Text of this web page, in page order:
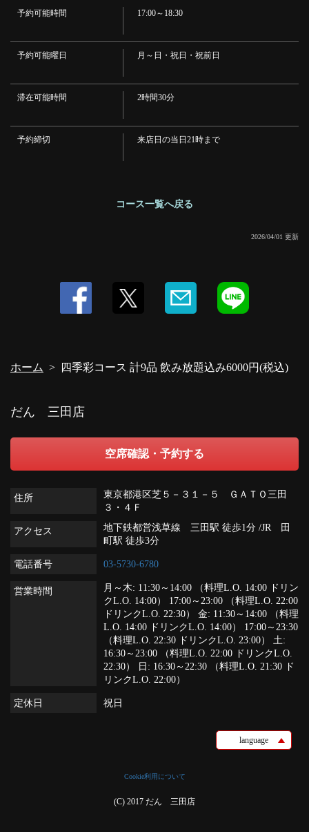
ディタソーダ/ディタオレンジ/ディタグレープフルーツ/ディタウーロン/ピー
チソーダ/ピーチオレンジ/ピーチグレープフルーツ/ピーチウーロン
・麦 いいちこ/芋 黒霧島（水割り・お湯割り・ロック）
・日本酒
・梅酒（ロック・水割り・ソーダ割り・お湯割り）
・氷結レモンサワー/グレープフルーツサワー/巨峰サワー/ライムサワー/オ
・ウイスキー
予約可能時間 17:00～18:30
予約可能曜日 月～日・祝日・祝前日
滞在可能時間 2時間30分
予約締切 来店日の当日21時まで
コース一覧へ戻る
2026/04/01 更新
ホーム 四季彩コース 計9品 飲み放題込み6000円(税込)
四季彩コース 計9品 飲み放題込み6000円(税込) | だん 三
東京都港区芝５－３１－５ ＧＡＴＯ三田３・４Ｆ
https://dan-mita.owst.jp/courses/209349827
お店情報をコピー
だん 三田店
空席確認・予約する
住所
東京都港区芝５－３１－５ ＧＡＴＯ三田
３・４Ｆ
アクセス
地下鉄都営浅草線 三田駅 徒歩1分 /JR 田
町駅 徒歩3分
電話番号 03-5730-6780
営業時間
月～木: 11:30～14:00 （料理L.O. 14:00 ドリン
クL.O. 14:00） 17:00～23:00 （料理L.O. 22:00
ドリンクL.O. 22:30） 金: 11:30～14:00 （料理
L.O. 14:00 ドリンクL.O. 14:00） 17:00～23:30
（料理L.O. 22:30 ドリンクL.O. 23:00） 土:
16:30～23:00 （料理L.O. 22:00 ドリンクL.O.
22:30） 日: 16:30～22:30 （料理L.O. 21:30 ド
リンクL.O. 22:00）
定休日 祝日
language
Cookie利用について
(C) 2017 だん 三田店